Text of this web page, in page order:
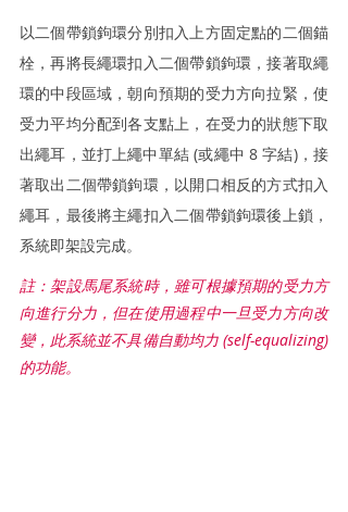
以二個帶鎖鉤環分別扣入上方固定點的二個錨
栓，再將長繩環扣入二個帶鎖鉤環，接著取繩
環的中段區域，朝向預期的受力方向拉緊，使
受力平均分配到各支點上，在受力的狀態下取
出繩耳，並打上繩中單結 (或繩中 8 字結)，接
著取出二個帶鎖鉤環，以開口相反的方式扣入
繩耳，最後將主繩扣入二個帶鎖鉤環後上鎖，
系統即架設完成。
註：架設馬尾系統時，雖可根據預期的受力方
向進行分力，但在使用過程中一旦受力方向改
變，此系統並不具備自動均力 (self-equalizing)
的功能。